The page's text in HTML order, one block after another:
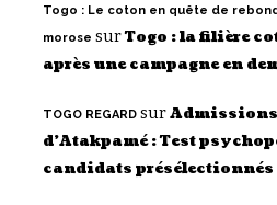
Togo : Le coton en quête de
morose surTogo : la filière
après une campagne en
TOGO REGARD surAdmissions
d’Atakpamé : Test
candidats présélectionnés